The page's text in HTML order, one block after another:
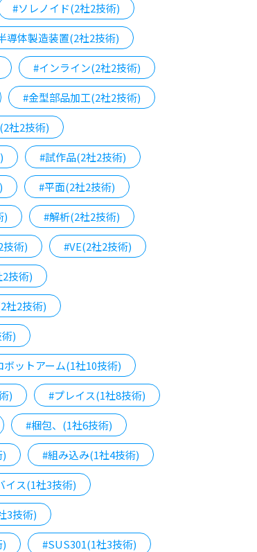
#ソレノイド(2社2技術)
導体製造装置(2社2技術)
#インライン(2社2技術)
#金型部品加工(2社2技術)
社2技術)
#試作品(2社2技術)
#平面(2社2技術)
) #解析(2社2技術)
技術) #VE(2社2技術)
技術)
社2技術)
)
ボットアーム(1社10技術)
) #プレイス(1社8技術)
#梱包、(1社6技術)
#組み込み(1社4技術)
イス(1社3技術)
3技術)
#SUS301(1社3技術)